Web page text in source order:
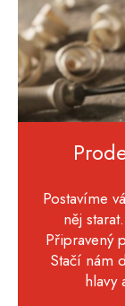
Postavíme
něj
Připravený
Stačí nám
hlavy